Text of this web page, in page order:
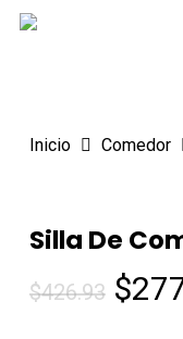
Skip
Inicio Comedor
Silla De
$426.93 El
$